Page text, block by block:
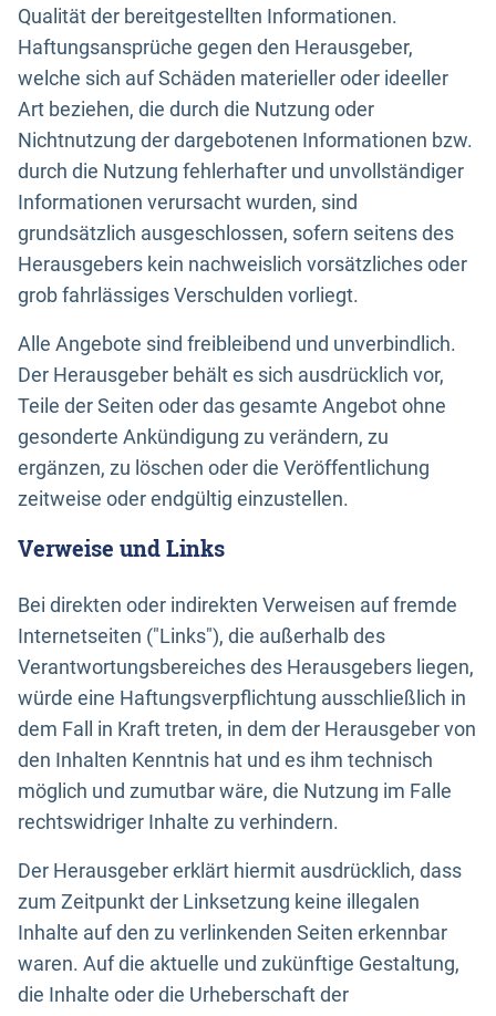
Qualität der bereitgestellten Informationen.
Haftungsansprüche gegen den Herausgeber,
welche sich auf Schäden materieller oder ideeller
Art beziehen, die durch die Nutzung oder
Nichtnutzung der dargebotenen Informationen bzw.
durch die Nutzung fehlerhafter und unvollständiger
Informationen verursacht wurden, sind
grundsätzlich ausgeschlossen, sofern seitens des
Herausgebers kein nachweislich vorsätzliches oder
grob fahrlässiges Verschulden vorliegt.
Alle Angebote sind freibleibend und unverbindlich.
Der Herausgeber behält es sich ausdrücklich vor,
Teile der Seiten oder das gesamte Angebot ohne
gesonderte Ankündigung zu verändern, zu
ergänzen, zu löschen oder die Veröffentlichung
zeitweise oder endgültig einzustellen.
Verweise und Links
Bei direkten oder indirekten Verweisen auf fremde
Internetseiten ("Links"), die außerhalb des
Verantwortungsbereiches des Herausgebers liegen,
würde eine Haftungsverpflichtung ausschließlich in
dem Fall in Kraft treten, in dem der Herausgeber von
den Inhalten Kenntnis hat und es ihm technisch
möglich und zumutbar wäre, die Nutzung im Falle
rechtswidriger Inhalte zu verhindern.
Der Herausgeber erklärt hiermit ausdrücklich, dass
zum Zeitpunkt der Linksetzung keine illegalen
Inhalte auf den zu verlinkenden Seiten erkennbar
waren. Auf die aktuelle und zukünftige Gestaltung,
die Inhalte oder die Urheberschaft der